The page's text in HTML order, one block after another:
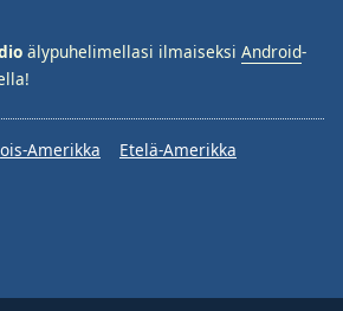
älypuhelimellasi ilmaiseksi Android-
Amerikka
Etelä-Amerikka